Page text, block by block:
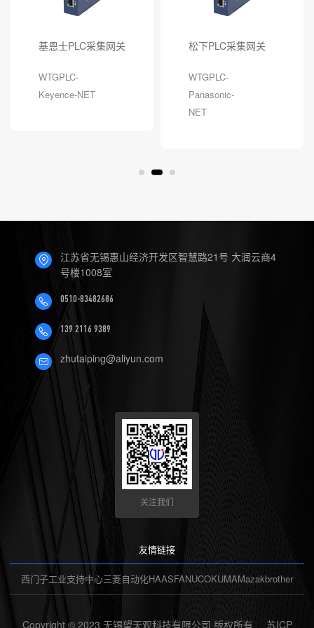
基恩士PLC采集网关
WTGPLC-
Keyence-NET
松下PLC采集网关
WTGPLC-
Panasonic-
NET
江苏省无锡惠山经济开发区智慧路21号 大润云商4
号楼1008室
0510-83482686
139 2116 9389
zhutaiping@aliyun.com
关注我们
友情链接
西门子工业支持中心三菱自动化HAASFANUCOKUMAMazakbrother
Copyright © 2023 无锡望天观科技有限公司 版权所有 苏ICP